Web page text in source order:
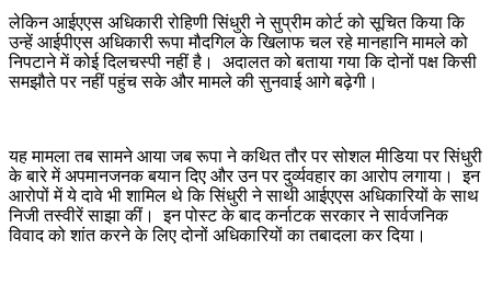
लेकिन आईएएस अधिकारी रोहिणी सिंधुरी ने सुप्रीम कोर्ट को सूचित किया कि
उन्हें आईपीएस अधिकारी रूपा मौदगिल के खिलाफ चल रहे मानहानि मामले को
निपटाने में कोई दिलचस्पी नहीं है। अदालत को बताया गया कि दोनों पक्ष किसी
समझौते पर नहीं पहुंच सके और मामले की सुनवाई आगे बढ़ेगी।
यह मामला तब सामने आया जब रूपा ने कथित तौर पर सोशल मीडिया पर सिंधुरी
के बारे में अपमानजनक बयान दिए और उन पर दुर्व्यवहार का आरोप लगाया। इन
आरोपों में ये दावे भी शामिल थे कि सिंधुरी ने साथी आईएएस अधिकारियों के साथ
निजी तस्वीरें साझा कीं। इन पोस्ट के बाद कर्नाटक सरकार ने सार्वजनिक
विवाद को शांत करने के लिए दोनों अधिकारियों का तबादला कर दिया।